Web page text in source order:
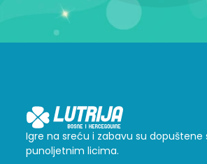
Igre na sreću i zabavu su dopuštene
punoljetnim licima.